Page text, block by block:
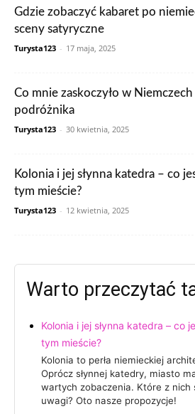
Gdzie zobaczyć kabaret po
sceny satyryczne
Turysta123 - 17 maja, 2025
Co mnie zaskoczyło w
podróżnika
Turysta123 - 30 kwietnia, 2025
Kolonia i jej słynna katedra – co
tym mieście?
Turysta123 - 12 kwietnia, 2025
Warto przeczytać
Kolonia i jej słynna katedra – co
tym mieście?
Kolonia to perła niemieckiej
Oprócz słynnej katedry, miasto
wartych zobaczenia. Które z nich
uwagi? Oto nasze propozycje!